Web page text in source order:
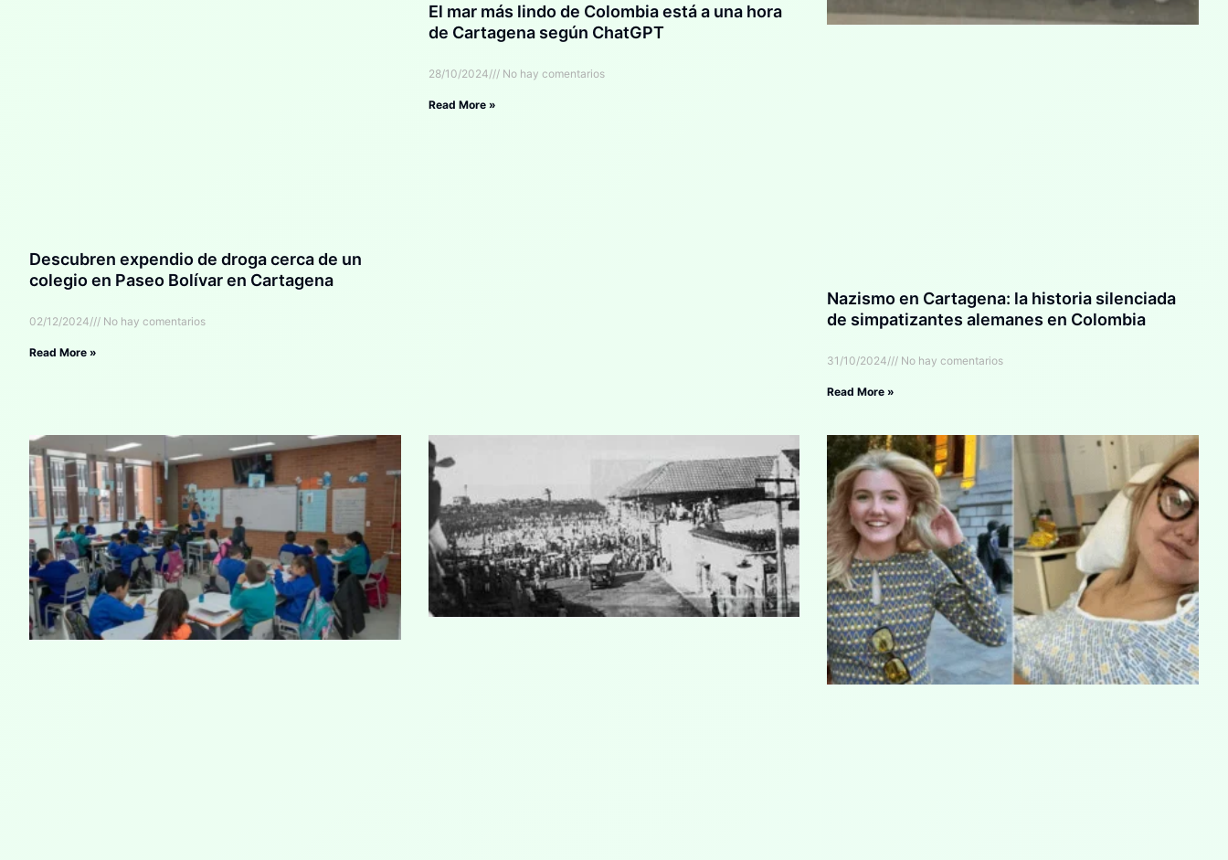
Descubren expendio de droga cerca de un
colegio en Paseo Bolívar en Cartagena
02/12/2024 No hay comentarios
Read More »
El mar más lindo de Colombia está a una hora
de Cartagena según ChatGPT
28/10/2024 No hay comentarios
Read More »
Nazismo en Cartagena: la historia silenciada
de simpatizantes alemanes en Colombia
31/10/2024 No hay comentarios
Read More »